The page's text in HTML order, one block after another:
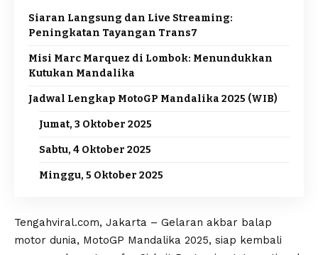
Siaran Langsung dan Live Streaming:
Peningkatan Tayangan Trans7
Misi Marc Marquez di Lombok: Menundukkan
Kutukan Mandalika
Jadwal Lengkap MotoGP Mandalika 2025 (WIB)
Jumat, 3 Oktober 2025
Sabtu, 4 Oktober 2025
Minggu, 5 Oktober 2025
Tengahviral.com, Jakarta – Gelaran akbar balap
motor dunia, MotoGP Mandalika 2025, siap kembali